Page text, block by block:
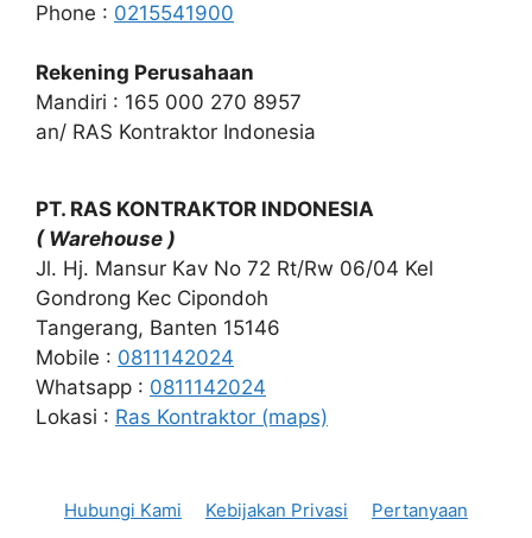
Phone : 0215541900
Rekening Perusahaan
Mandiri : 165 000 270 8957
an/ RAS Kontraktor Indonesia
PT. RAS KONTRAKTOR INDONESIA
( Warehouse )
Jl. Hj. Mansur Kav No 72 Rt/Rw 06/04 Kel
Gondrong Kec Cipondoh
Tangerang, Banten 15146
Mobile : 0811142024
Whatsapp : 0811142024
Lokasi : Ras Kontraktor (maps)
Hubungi Kami Kebijakan Privasi Pertanyaan